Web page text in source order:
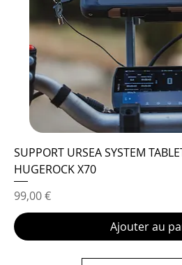
SUPPORT URSEA SYSTEM
HUGEROCK X70
Prix
99,00 €
Ajouter au